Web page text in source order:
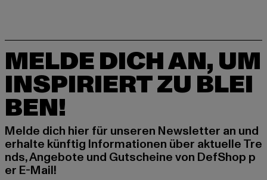
MELDE DICH AN, UM
INSPIRIERT ZU BLEI
BEN!
Melde dich hier für unseren Newsletter an und
erhalte künftig Informationen über aktuelle Tre
nds, Angebote und Gutscheine von DefShop p
er E-Mail!